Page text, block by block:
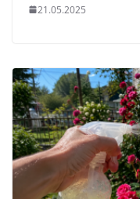
21.05.2025